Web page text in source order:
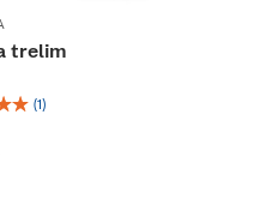
trelim
☆ (1)